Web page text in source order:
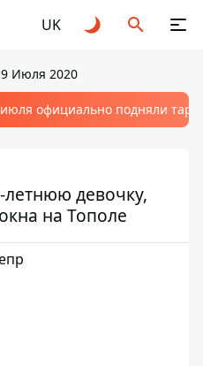
UK
9 Июля 2020
официально подняли
девочку,
на Тополе